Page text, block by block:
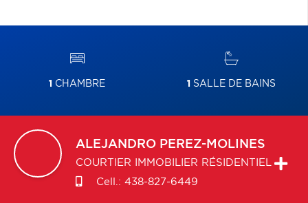
1 CHAMBRE 1 SALLE DE BAINS
ALEJANDRO PEREZ-MOLINES
COURTIER IMMOBILIER RÉSIDENTIEL
Cell.: 438-827-6449